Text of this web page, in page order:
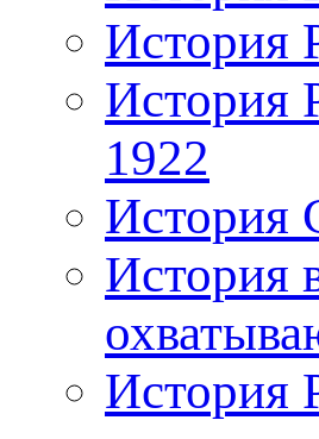
История
История
1922
История
История
История